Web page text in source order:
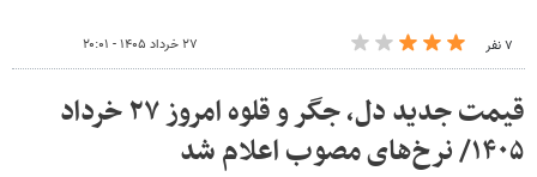
۷ نفر ۲۷ خرداد ۱۴۰۵ - ۲۰:۰۱
قیمت جدید دل، جگر و قلوه امروز ۲۷ خرداد
۱۴۰۵/ نرخ‌های مصوب اعلام شد